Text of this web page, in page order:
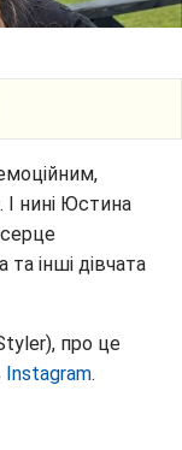
І нині Юстина
інші дівчата
про це
Instagram.